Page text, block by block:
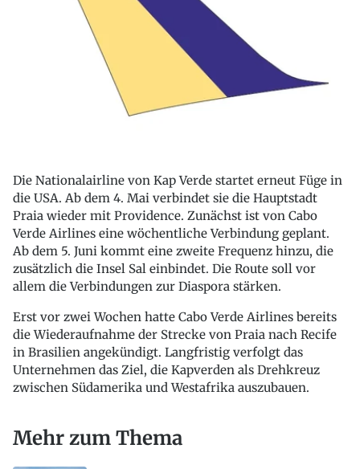
Die Nationalairline von Kap Verde startet erneut Füge in
die USA. Ab dem 4. Mai verbindet sie die Hauptstadt
Praia wieder mit Providence. Zunächst ist von Cabo
Verde Airlines eine wöchentliche Verbindung geplant.
Ab dem 5. Juni kommt eine zweite Frequenz hinzu, die
zusätzlich die Insel Sal einbindet. Die Route soll vor
allem die Verbindungen zur Diaspora stärken.
Erst vor zwei Wochen hatte Cabo Verde Airlines bereits
die Wiederaufnahme der Strecke von Praia nach Recife
in Brasilien angekündigt. Langfristig verfolgt das
Unternehmen das Ziel, die Kapverden als Drehkreuz
zwischen Südamerika und Westafrika auszubauen.
Mehr zum Thema